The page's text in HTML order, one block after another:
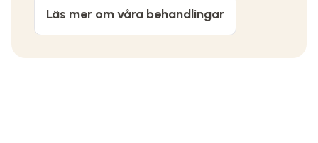
Läs mer om våra behandlingar